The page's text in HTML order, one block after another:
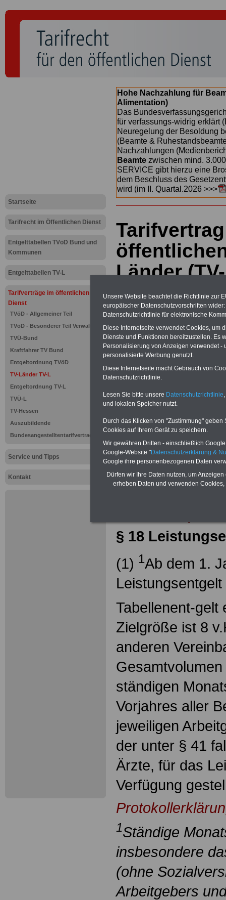
Startseite
Tarifrecht im Öffentlichen Dienst
Entgelttabellen TVöD Bund und
Kommunen
Entgelttabellen TV-L
Tarifverträge im öffentlichen
Dienst
TVöD - Allgemeiner Teil
TVöD - Besonderer Teil Verwaltung
TVÜ-Bund
Kraftfahrer TV Bund
Entgeltordnung TVöD
TV-Länder TV-L
Entgeltordnung TV-L
TVÜ-L
TV-Hessen
Auszubildende
Bundesangestelltentarifvertrag
Service und Tipps
Kontakt
Hohe Nachzahlung für
Alimentation)
Das
für verfassungs-widrig erklärt
Neuregelung der Besoldung
(Beamte &
Nachzahlungen
Beamte zwischen mind.
SERVICE gibt hierzu eine
dem Beschluss des
wird (im II. Quartal.2026 >>>
Länder
Neu aufgelegt: Oktober
Zur Übersicht
Tarifvertrag
öffentlichen
§ 18
(1) 1Ab dem 1.
Tabellenent-
Zielgröße ist 8
anderen
ständigen
Vorjahres aller
jeweiligen
der unter § 41
Ärzte, für das
Verfügung
1Ständige
insbesondere
(ohne
Arbeitgebers
Unsere Website beachtet die Richtlinie zur
europäischer Datenschutzvorschriften
Datenschutzrichtlinie für elektronische
Diese Internetseite verwendet Cookies, um
Dienste und Funktionen bereitzustellen. Es
Personalisierung von Anzeigen verwendet
personalisierte Werbung genutzt.
Diese Internetseite macht Gebrauch von
Datenschutzrichtlinie.
Lesen Sie bitte unsere Datenschutzrichtlinie
und lokalen Speicher nutzt.
Durch das Klicken von "Zustimmung"
Cookies auf Ihrem Gerät zu speichern.
Wir gewähren Dritten - einschließlich
Google-Website "Datenschutzerklärung &
Google ihre personenbezogenen Daten
Dürfen wir Ihre Daten nutzen, um
erheben Daten und verwenden